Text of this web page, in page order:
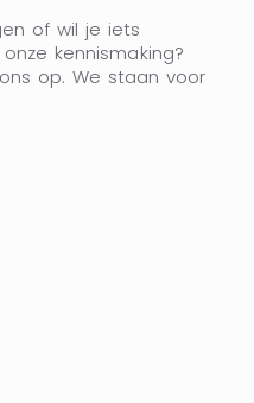
of wil je iets
kennismaking?
op. We staan voor